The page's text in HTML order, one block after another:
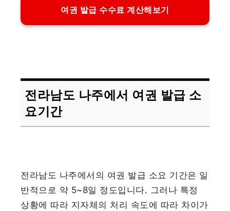
여권 발급 수수료 계산해보기
전라남도 나주에서 여권 발급 소
요기간
전라남도 나주에서의 여권 발급 소요 기간은 일
반적으로 약 5~8일 정도입니다. 그러나 특정
상황에 따라 지자체의 처리 속도에 따라 차이가